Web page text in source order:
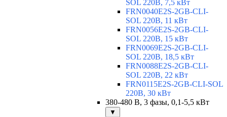
SOL 220В, 7,5 кВт
FRN0040E2S-2GB-CLI-
SOL 220В, 11 кВт
FRN0056E2S-2GB-CLI-
SOL 220В, 15 кВт
FRN0069E2S-2GB-CLI-
SOL 220В, 18,5 кВт
FRN0088E2S-2GB-CLI-
SOL 220В, 22 кВт
FRN0115E2S-2GB-CLI-SOL
220В, 30 кВт
380-480 В, 3 фазы, 0,1-5,5 кВт
▼